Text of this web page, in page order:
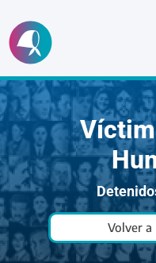
Ir
al
contenido
Volver a